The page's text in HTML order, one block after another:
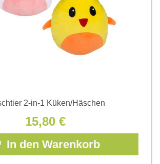
2-in-1 Küken/Häschen
15,80 €
In den Warenkorb